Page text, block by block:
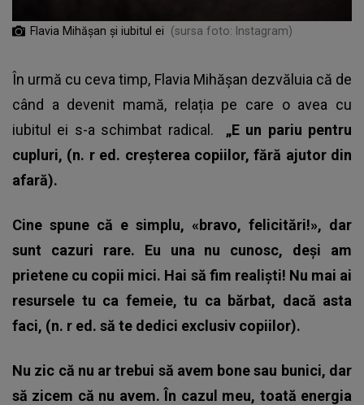
Flavia Mihășan și iubitul ei (sursa foto: Instagram)
În urmă cu ceva timp, Flavia Mihășan dezvăluia că de
când a devenit mamă, relația pe care o avea cu
iubitul ei s-a schimbat radical. „E un pariu pentru
cupluri, (n. r ed. creșterea copiilor, fără ajutor din
afară).
Cine spune că e simplu, «bravo, felicitări!», dar
sunt cazuri rare. Eu una nu cunosc, deși am
prietene cu copii mici. Hai să fim realiști! Nu mai ai
resursele tu ca femeie, tu ca bărbat, dacă asta
faci, (n. r ed. să te dedici exclusiv copiilor).
Nu zic că nu ar trebui să avem bone sau bunici, dar
să zicem că nu avem. În cazul meu, toată energia